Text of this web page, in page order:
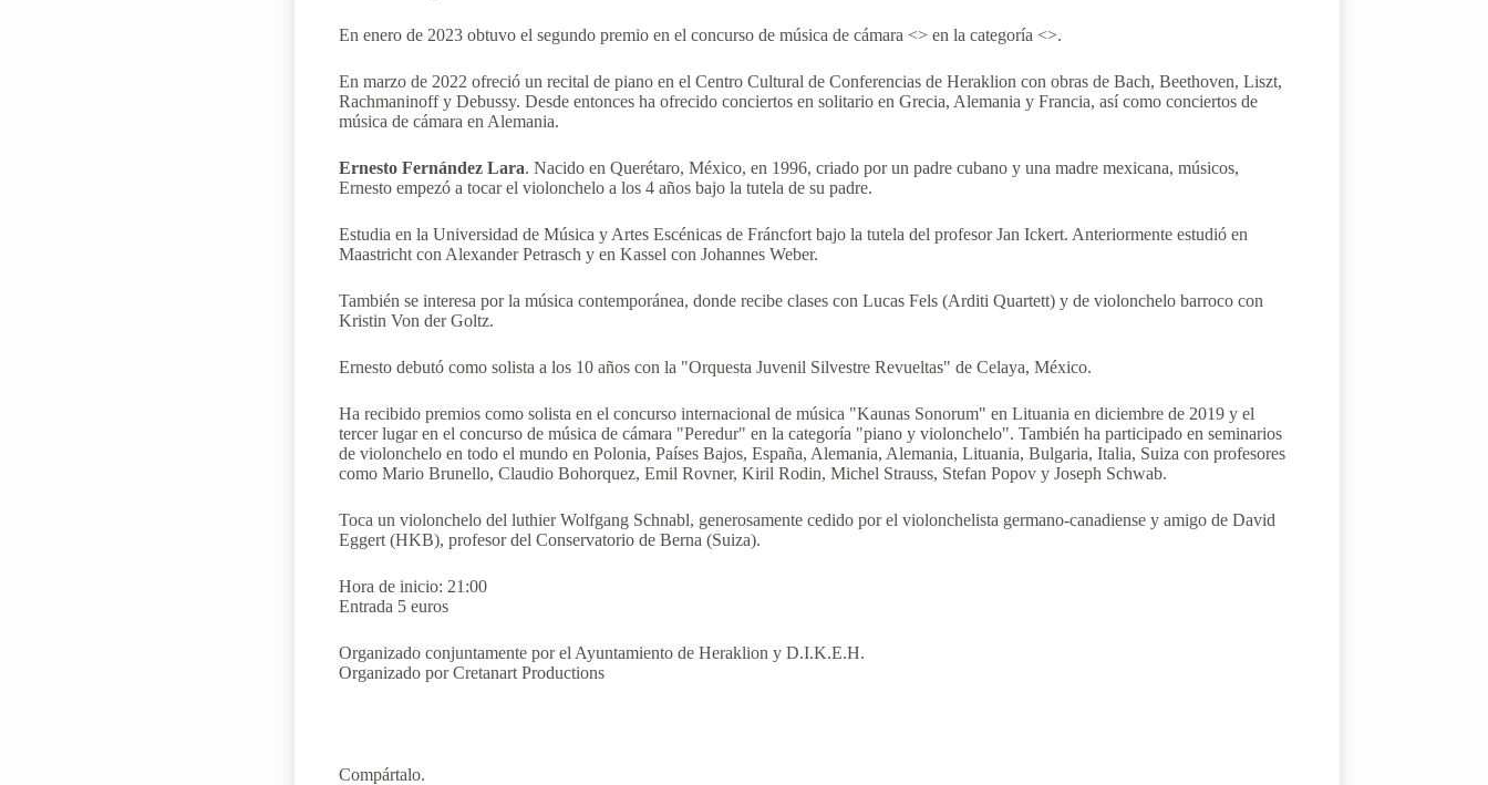
En enero de 2023 obtuvo el segundo premio en el concurso de música de cámara <> en la categoría <>.
En marzo de 2022 ofreció un recital de piano en el Centro Cultural de Conferencias de Heraklion con obras de Bach, Beethoven, Liszt,
Rachmaninoff y Debussy. Desde entonces ha ofrecido conciertos en solitario en Grecia, Alemania y Francia, así como conciertos de
música de cámara en Alemania.
Ernesto Fernández Lara. Nacido en Querétaro, México, en 1996, criado por un padre cubano y una madre mexicana, músicos,
Ernesto empezó a tocar el violonchelo a los 4 años bajo la tutela de su padre.
Estudia en la Universidad de Música y Artes Escénicas de Fráncfort bajo la tutela del profesor Jan Ickert. Anteriormente estudió en
Maastricht con Alexander Petrasch y en Kassel con Johannes Weber.
También se interesa por la música contemporánea, donde recibe clases con Lucas Fels (Arditi Quartett) y de violonchelo barroco con
Kristin Von der Goltz.
Ernesto debutó como solista a los 10 años con la "Orquesta Juvenil Silvestre Revueltas" de Celaya, México.
Ha recibido premios como solista en el concurso internacional de música "Kaunas Sonorum" en Lituania en diciembre de 2019 y el
tercer lugar en el concurso de música de cámara "Peredur" en la categoría "piano y violonchelo". También ha participado en seminarios
de violonchelo en todo el mundo en Polonia, Países Bajos, España, Alemania, Alemania, Lituania, Bulgaria, Italia, Suiza con profesores
como Mario Brunello, Claudio Bohorquez, Emil Rovner, Kiril Rodin, Michel Strauss, Stefan Popov y Joseph Schwab.
Toca un violonchelo del luthier Wolfgang Schnabl, generosamente cedido por el violonchelista germano-canadiense y amigo de David
Eggert (HKB), profesor del Conservatorio de Berna (Suiza).
Hora de inicio: 21:00
Entrada 5 euros
Organizado conjuntamente por el Ayuntamiento de Heraklion y D.I.K.E.H.
Organizado por Cretanart Productions
Compártalo.